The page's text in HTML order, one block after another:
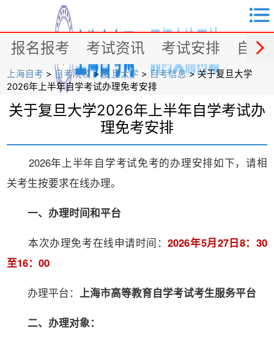

报名报考 考试资讯 考试安排 自考

上海自考 > 自考院校>复旦大学 > 自考信息> 关于复旦大学
2026年上半年自学考试办理免考安排
关于复旦大学2026年上半年自学考试办
理免考安排
2026年上半年自学考试免考的办理安排如下，请相
关考生按要求在线办理。
一、办理时间和平台
本次办理免考在线申请时间：2026年5月27日8：30
至16：00
办理平台：上海市高等教育自学考试考生服务平台
二、办理对象：